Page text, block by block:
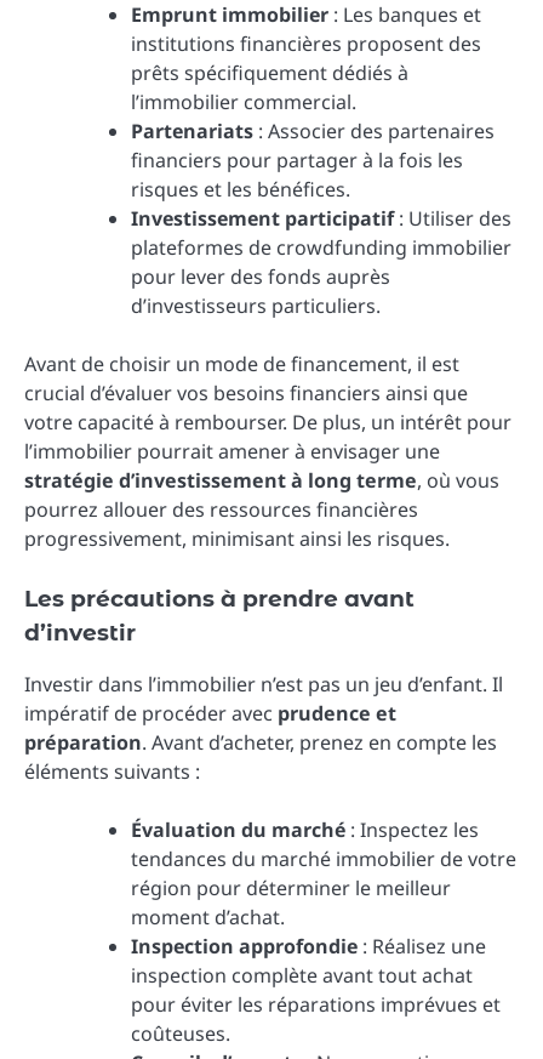
Emprunt immobilier : Les banques et
institutions financières proposent des
prêts spécifiquement dédiés à
l’immobilier commercial.
Partenariats : Associer des partenaires
financiers pour partager à la fois les
risques et les bénéfices.
Investissement participatif: Utiliser des
plateformes de crowdfunding immobilier
pour lever des fonds auprès
d’investisseurs particuliers.
Avant de choisir un mode de financement, il est
crucial d’évaluer vos besoins financiers ainsi que
votre capacité à rembourser. De plus, un intérêt pour
l’immobilier pourrait amener à envisager une
stratégie d’investissement à long terme, où vous
pourrez allouer des ressources financières
progressivement, minimisant ainsi les risques.
Les précautions à prendre avant
d’investir
Investir dans l’immobilier n’est pas un jeu d’enfant. Il
impératif de procéder avec prudence et
préparation. Avant d’acheter, prenez en compte les
éléments suivants :
Évaluation du marché : Inspectez les
tendances du marché immobilier de votre
région pour déterminer le meilleur
moment d’achat.
Inspection approfondie : Réalisez une
inspection complète avant tout achat
pour éviter les réparations imprévues et
coûteuses.